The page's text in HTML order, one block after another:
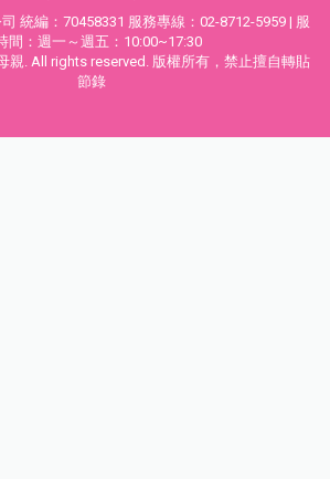
統編：70458331 服務專線：02-8712-5959 | 服
間：週一～週五：10:00~17:30
親. All rights reserved. 版權所有，禁止擅自轉貼
節錄